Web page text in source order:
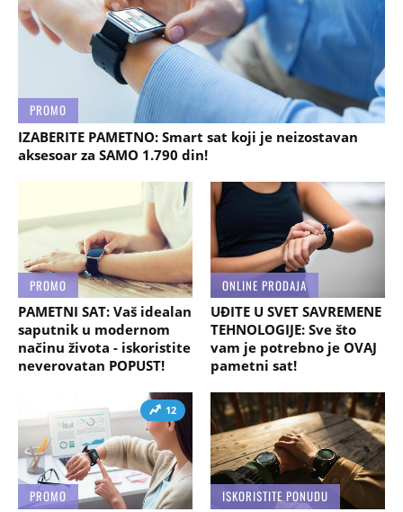
PROMO
IZABERITE PAMETNO: Smart sat koji je neizostavan
aksesoar za SAMO 1.790 din!
PROMO
PAMETNI SAT: Vaš idealan
saputnik u modernom
načinu života - iskoristite
neverovatan POPUST!
ONLINE PRODAJA
UĐITE U SVET SAVREMENE
TEHNOLOGIJE: Sve što
vam je potrebno je OVAJ
pametni sat!
12
PROMO
ISKORISTITE PONUDU